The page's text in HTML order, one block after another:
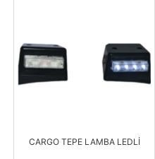
CARGO TEPE LAMBA LEDLİ